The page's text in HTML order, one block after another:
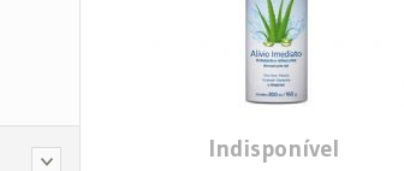
Indisponível